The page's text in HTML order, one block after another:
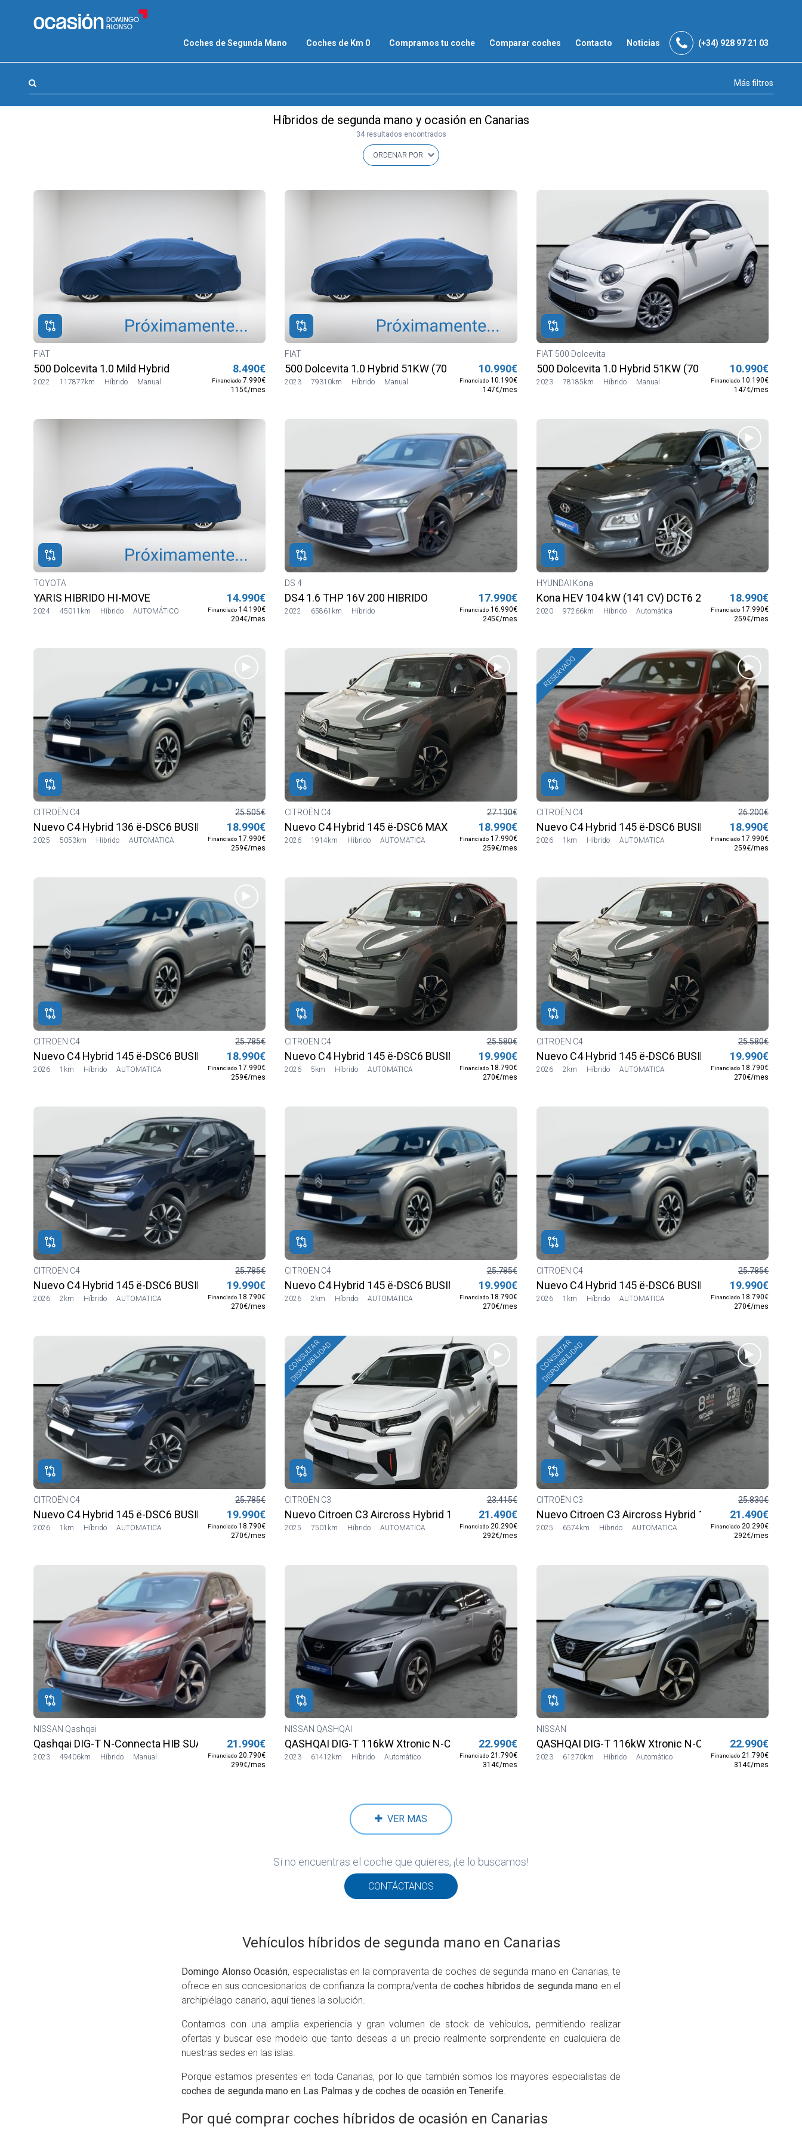
Coches de Segunda Mano Coches de Km 0 Compramos tu coche Comparar coches Contacto Noticias (+34) 928 97 21 03
FILTROS
APPROVED
Modelo (0)
Más filtros
Híbridos de segunda mano y ocasión en Canarias
34 resultados encontrados
FIAT
500 Dolcevita 1.0 Mild Hybrid
2022 117877km Híbrido Manual
8.490€
Financiado 7.990€
115€/mes
FIAT
500 Dolcevita 1.0 Hybrid 51KW (70 CV) HIB SUAVE
2023 79310km Híbrido Manual
10.990€
Financiado10.190€
147€/mes
FIAT 500 Dolcevita
500 Dolcevita 1.0 Hybrid 51KW (70 CV) HIB SUAVE
2023 78185km Híbrido Manual
10.990€
Financiado10.190€
147€/mes
TOYOTA
YARIS HIBRIDO HI-MOVE
2024 45011km Híbrido AUTOMÁTICO
14.990€
Financiado 14.190€
204€/mes
DS 4
DS4 1.6 THP 16V 200 HIBRIDO
2022 65861km Híbrido
17.990€
Financiado16.990€
245€/mes
HYUNDAI Kona
Kona HEV 104 kW (141 CV) DCT6 2WD Trend
2020 97266km Híbrido Automática
18.990€
Financiado17.990€
259€/mes
CITROËN C4
Nuevo C4 Hybrid 136 ë-DSC6 BUSINESS EDITION
2025 5053km Híbrido AUTOMATICA
25.505€
18.990€
Financiado 17.990€
259€/mes
CITROËN C4
Nuevo C4 Hybrid 145 ë-DSC6 MAX
2026 1914km Híbrido AUTOMATICA
27.130€
18.990€
Financiado17.990€
259€/mes
RESERVADO
CITROËN C4
Nuevo C4 Hybrid 145 ë-DSC6 BUSINESS EDITION
2026 1km Híbrido AUTOMATICA
26.200€
18.990€
Financiado17.990€
259€/mes
CITROËN C4
Nuevo C4 Hybrid 145 ë-DSC6 BUSINESS EDITION
2026 1km Híbrido AUTOMATICA
25.785€
18.990€
Financiado 17.990€
259€/mes
CITROËN C4
Nuevo C4 Hybrid 145 ë-DSC6 BUSINESS EDITION
2026 5km Híbrido AUTOMATICA
25.580€
19.990€
Financiado18.790€
270€/mes
CITROËN C4
Nuevo C4 Hybrid 145 ë-DSC6 BUSINESS EDITION
2026 2km Híbrido AUTOMATICA
25.580€
19.990€
Financiado18.790€
270€/mes
CITROËN C4
Nuevo C4 Hybrid 145 ë-DSC6 BUSINESS EDITION
2026 2km Híbrido AUTOMATICA
25.785€
19.990€
Financiado 18.790€
270€/mes
CITROËN C4
Nuevo C4 Hybrid 145 ë-DSC6 BUSINESS EDITION
2026 2km Híbrido AUTOMATICA
25.785€
19.990€
Financiado18.790€
270€/mes
CITROËN C4
Nuevo C4 Hybrid 145 ë-DSC6 BUSINESS EDITION
2026 1km Híbrido AUTOMATICA
25.785€
19.990€
Financiado18.790€
270€/mes
CITROËN C4
Nuevo C4 Hybrid 145 ë-DSC6 BUSINESS EDITION
2026 1km Híbrido AUTOMATICA
25.785€
19.990€
Financiado 18.790€
270€/mes
CONSULTAR
DISPONIBILIDAD
CITROËN C3
Nuevo Citroen C3 Aircross Hybrid 145 ë-DCS6 PLUS
2025 7501km Híbrido AUTOMATICA
23.415€
21.490€
Financiado20.290€
292€/mes
CONSULTAR
DISPONIBILIDAD
CITROËN C3
Nuevo Citroen C3 Aircross Hybrid 145 ë-DCS6 MAX
2025 6574km Híbrido AUTOMATICA
25.830€
21.490€
Financiado20.290€
292€/mes
NISSAN Qashqai
Qashqai DIG-T N-Connecta HIB SUAVE
2023 49406km Híbrido Manual
21.990€
Financiado 20.790€
299€/mes
NISSAN QASHQAI
QASHQAI DIG-T 116kW Xtronic N-Connecta HIB SUAVE
2023 61412km Híbrido Automático
22.990€
Financiado21.790€
314€/mes
NISSAN
QASHQAI DIG-T 116kW Xtronic N-Connecta HIB SUAVE
2023 61270km Híbrido Automático
22.990€
Financiado21.790€
314€/mes
VER MAS
Si no encuentras el coche que quieres, ¡te lo buscamos!
CONTÁCTANOS
Vehículos híbridos de segunda mano en Canarias
Domingo Alonso Ocasión, especialistas en la compraventa de coches de segunda mano en Canarias, te
ofrece en sus concesionarios de confianza la compra/venta decoches híbridos de segunda mano en el
archipiélago canario, aquí tienes la solución.
Contamos con una amplia experiencia y gran volumen de stock de vehículos, permitiendo realizar
ofertas y buscar ese modelo que tanto deseas a un precio realmente sorprendente en cualquiera de
nuestras sedes en las islas.
Porque estamos presentes en toda Canarias, por lo que también somos los mayores especialistas de
coches de segunda mano en Las Palmas y de coches de ocasión en Tenerife.
Por qué comprar coches híbridos de ocasión en Canarias